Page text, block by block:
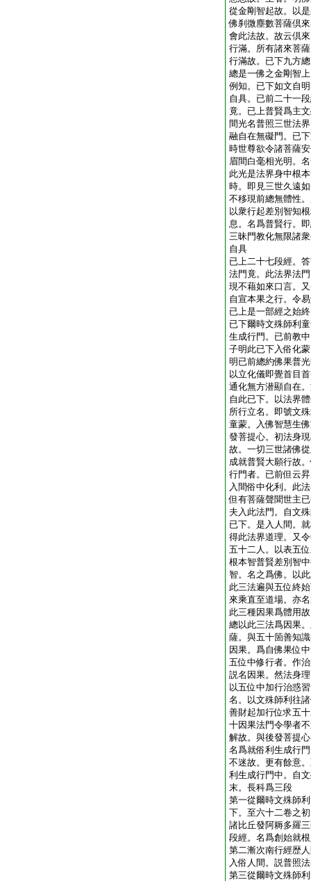
從金剛智起故。以
佛刹微塵數菩薩倶
會此法故。故云倶
行滿。所有諸來菩
行滿故。已下九方
總是一佛之金剛智
例知。已下如文自
自具。已前二十一
竟。已上普賢爲主
間光名普照三世法
融自在無礙門。已
時世尊欲令諸菩薩
眉間白毫相光明。
此光是法界身中根
時。即見三世久遠
不移現前總無體性
以衆行起差別智知
息。名爲普賢行。
三昧門教化無限諸
自具
已上二十七段經。
法門竟。此法界法
現不藉如來口言。
自宣本果之行。令
已上是一部經之始
已下爾時文殊師利
生成行門。已前教
子明此已下入俗化
明已前總約佛果普
以立化儀即覺首目
通化無方潜顯自在
自此已下。以法界
所行立名。即號文
童蒙。入佛智慧生
發菩提心。初法身
故。一切三世諸佛
成就普賢大願行故
行門者。已前但云
入間俗中化利。此
但有菩薩聲聞世主
夫入此法門。自文
已下。是入人間。
得此法界道理。又
五十二人。以表五
根本智普賢差別智
智。名之爲佛。以
此三法遍與五位終
來乘直至道場。亦
此三種因果爲體用
總以此三法爲因果
薩。與五十箇善知
因果。爲自佛果位
五位中修行者。作
説名因果。然法身
以五位中加行治惑
名。以文殊師利往
善財起加行位求五
十因果法門令學者
解故。與後發菩提
名爲就俗利生成行
不迷故。更有餘意
利生成行門中。自
末。長科爲三段
第一從爾時文殊師
下。至六十二卷之
諸比丘發阿耨多羅
段經。名爲創始就
第二漸次南行經歴
入俗人間。説普照
第三從爾時文殊師